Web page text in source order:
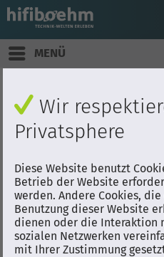
MENÜ
Wir
Privatsphere
Diese Website benutzt
Betrieb der Website
werden. Andere Cookies,
Benutzung dieser Website
dienen oder die Interaktion
sozialen Netzwerken
mit Ihrer Zustimmung